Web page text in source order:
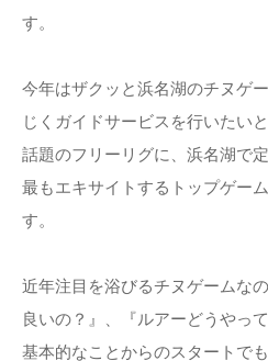
す。
今年はザクッと浜名湖のチヌゲ
じくガイドサービスを行いたいと
話題のフリーリグに、浜名湖で
最もエキサイトするトップゲー
す。
近年注目を浴びるチヌゲームな
良いの？』、『ルアーどうやっ
基本的なことからのスタートで